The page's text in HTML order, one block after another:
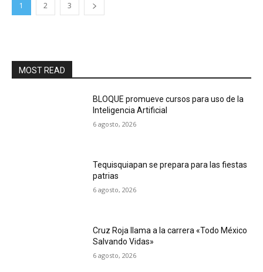
1 2 3
MOST READ
BLOQUE promueve cursos para uso de la
Inteligencia Artificial
6 agosto, 2026
Tequisquiapan se prepara para las fiestas
patrias
6 agosto, 2026
Cruz Roja llama a la carrera «Todo México
Salvando Vidas»
6 agosto, 2026